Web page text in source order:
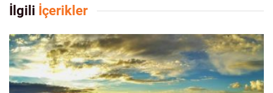
İlgili İçerikler